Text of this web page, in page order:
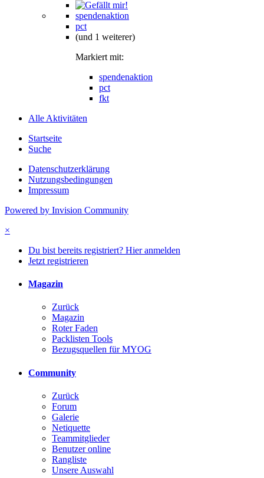
spendenaktion
pct
(und 1 weiterer)
Markiert mit:
spendenaktion
pct
fkt
Alle Aktivitäten
Startseite
Suche
Datenschutzerklärung
Nutzungsbedingungen
Impressum
Powered by Invision Community
×
Du bist bereits registriert? Hier anmelden
Jetzt registrieren
Magazin
Zurück
Magazin
Roter Faden
Packlisten Tools
Bezugsquellen für MYOG
Community
Zurück
Forum
Galerie
Netiquette
Teammitglieder
Benutzer online
Rangliste
Unsere Auswahl